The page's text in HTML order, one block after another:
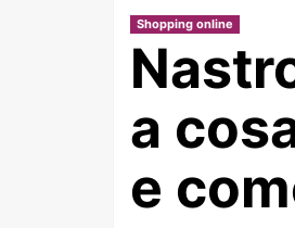
Shopping online
a
e